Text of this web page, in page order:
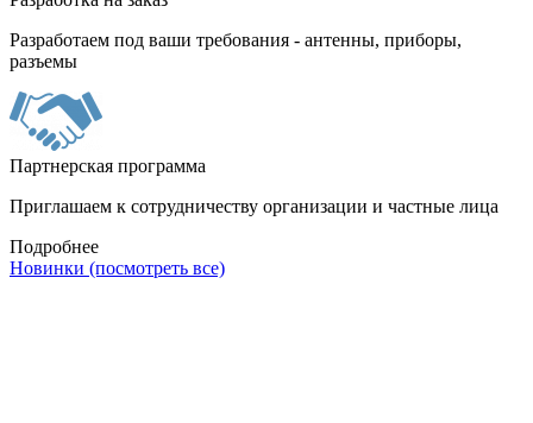
Разработаем под ваши требования - антенны, приборы,
разъемы
Партнерская программа
Приглашаем к сотрудничеству организации и частные лица
Подробнее
Новинки (посмотреть все)